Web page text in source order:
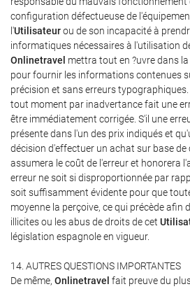
configuration défectueuse de
l'Utilisateurou de son incapacité à
informatiques nécessaires à l'utilisation
Onlinetravel mettra tout en ?uvre dans
pour fournir les informations contenues
précision et sans erreurs typographiques.
tout moment par inadvertance fait une
être immédiatement corrigée. S'il une
présente dans l'un des prix indiqués et
décision d'effectuer un achat sur base de
assumera le coût de l'erreur et honorera
erreur ne soit si disproportionnée par
soit suffisamment évidente pour que
moyenne la perçoive, ce qui précède afin
illicites ou les abus de droits de cet
législation espagnole en vigueur.
14. AUTRES QUESTIONS IMPORTANTES
De même, Onlinetravel fait preuve du